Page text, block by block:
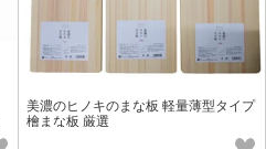
美濃のヒノキのまな板 軽量薄型タイプ
檜まな板 厳選